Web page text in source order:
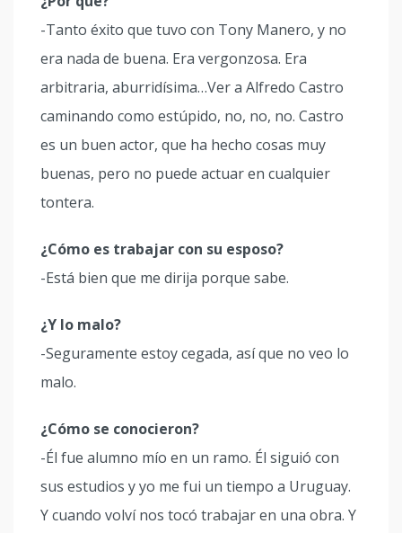
-Tanto éxito que tuvo con Tony Manero, y no
era nada de buena. Era vergonzosa. Era
arbitraria, aburridísima…Ver a Alfredo Castro
caminando como estúpido, no, no, no. Castro
es un buen actor, que ha hecho cosas muy
buenas, pero no puede actuar en cualquier
tontera.
¿Cómo es trabajar con su esposo?
-Está bien que me dirija porque sabe.
¿Y lo malo?
-Seguramente estoy cegada, así que no veo lo
malo.
¿Cómo se conocieron?
-Él fue alumno mío en un ramo. Él siguió con
sus estudios y yo me fui un tiempo a Uruguay.
Y cuando volví nos tocó trabajar en una obra. Y